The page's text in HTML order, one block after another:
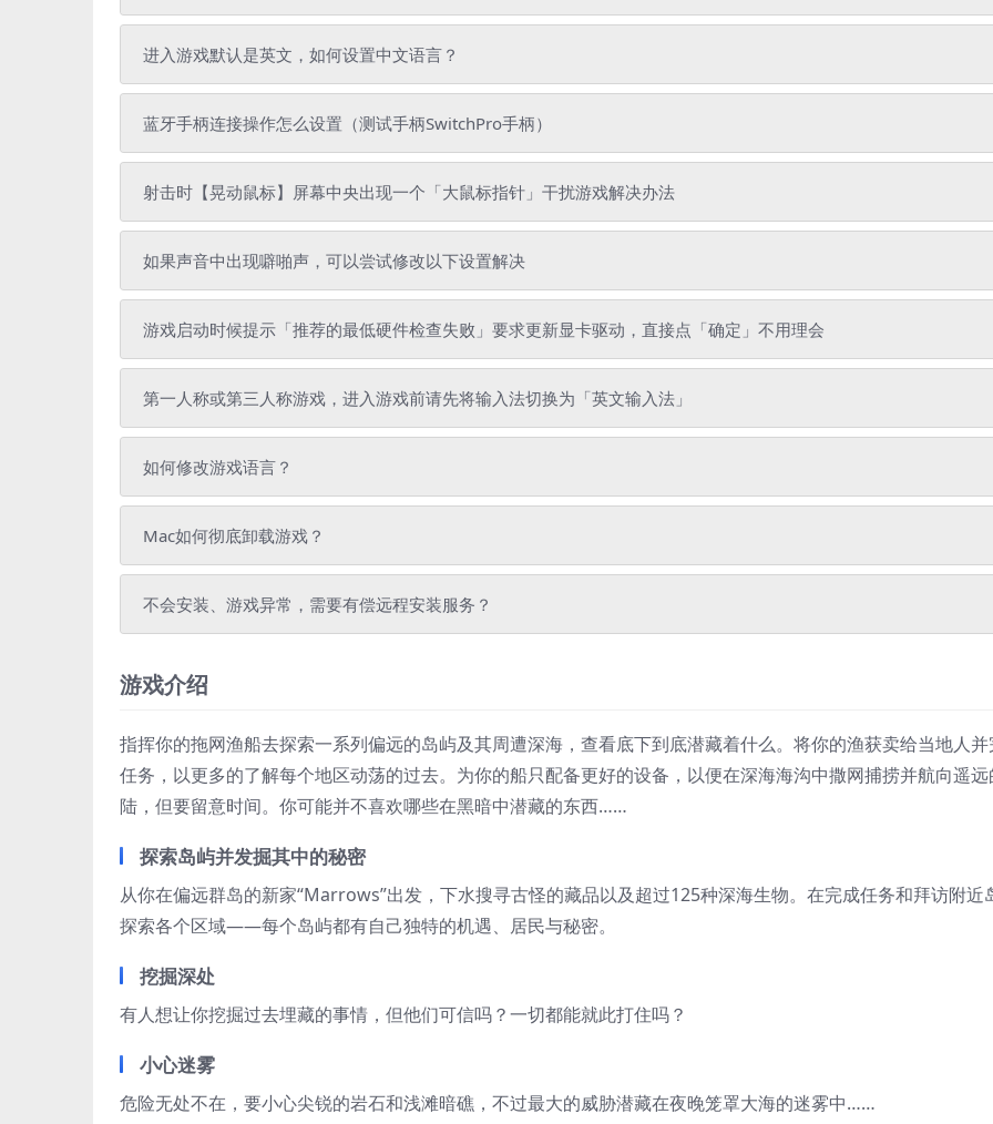
进入游戏默认是英文，如何设置中文语言？
蓝牙手柄连接操作怎么设置（测试手柄SwitchPro手柄）
射击时【晃动鼠标】屏幕中央出现一个「大鼠标指针」干扰游戏解决办法
如果声音中出现噼啪声，可以尝试修改以下设置解决
游戏启动时候提示「推荐的最低硬件检查失败」要求更新显卡驱动，直接点「确定」不用理会
第一人称或第三人称游戏，进入游戏前请先将输入法切换为「英文输入法」
如何修改游戏语言？
Mac如何彻底卸载游戏？
不会安装、游戏异常，需要有偿远程安装服务？
游戏介绍
指挥你的拖网渔船去探索一系列偏远的岛屿及其周遭深海，查看底下到底潜藏着什么。将你的渔获卖给当地人
任务，以更多的了解每个地区动荡的过去。为你的船只配备更好的设备，以便在深海海沟中撒网捕捞并航向遥远
陆，但要留意时间。你可能并不喜欢哪些在黑暗中潜藏的东西……
探索岛屿并发掘其中的秘密
从你在偏远群岛的新家“Marrows”出发，下水搜寻古怪的藏品以及超过125种深海生物。在完成任务和拜访附近
探索各个区域——每个岛屿都有自己独特的机遇、居民与秘密。
挖掘深处
有人想让你挖掘过去埋藏的事情，但他们可信吗？一切都能就此打住吗？
小心迷雾
危险无处不在，要小心尖锐的岩石和浅滩暗礁，不过最大的威胁潜藏在夜晚笼罩大海的迷雾中……